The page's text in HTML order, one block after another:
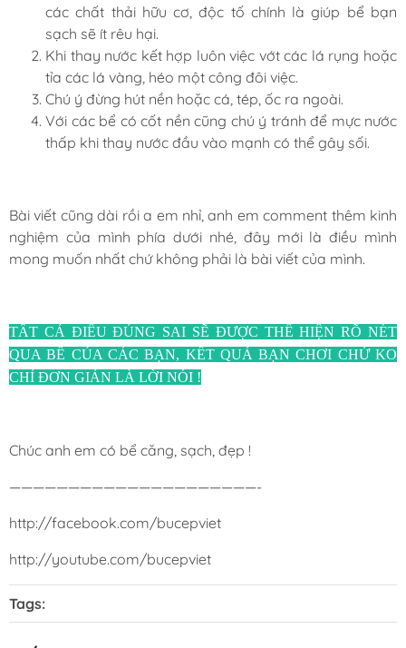
các chất thải hữu cơ, độc tố chính là giúp bể bạn
sạch sẽ ít rêu hại.
Khi thay nước kết hợp luôn việc vớt các lá rụng hoặc
tỉa các lá vàng, héo một công đôi việc.
Chú ý đừng hút nền hoặc cá, tép, ốc ra ngoài.
Với các bể có cốt nền cũng chú ý tránh để mực nước
thấp khi thay nước đầu vào mạnh có thể gây sối.
Bài viết cũng dài rồi a em nhỉ, anh em comment thêm kinh
nghiệm của mình phía dưới nhé, đây mới là điều mình
mong muốn nhất chứ không phải là bài viết của mình.
TẤT CẢ ĐIỀU ĐÚNG SAI SẼ ĐƯỢC THỂ HIỆN RÕ NÉT
QUA BỂ CỦA CÁC BẠN, KẾT QUẢ BẠN CHƠI CHỨ KO
CHỈ ĐƠN GIẢN LÀ LỜI NÓI !
Chúc anh em có bể căng, sạch, đẹp !
—————————————————————-
http://facebook.com/bucepviet
http://youtube.com/bucepviet
Tags: